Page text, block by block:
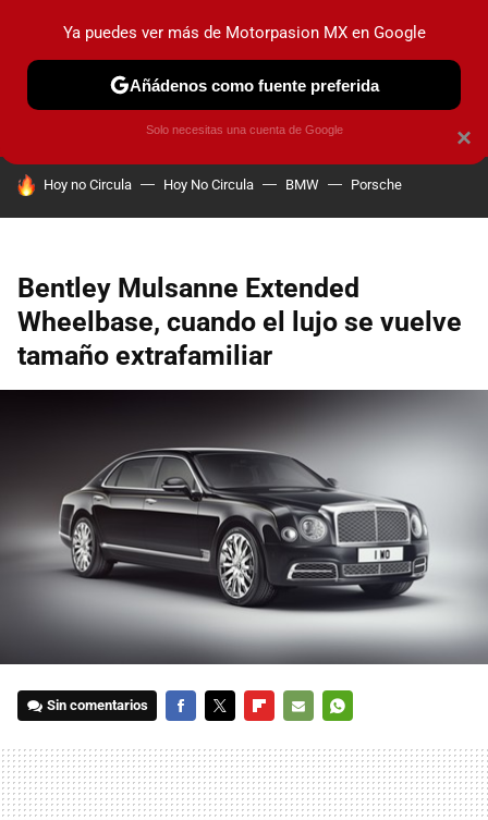
PRUEBAS INDUSTRIA HOY NO CIRCULA
HOY SE HABLA DE
Hoy no Circula Hoy No Circula BMW Porsche
Bentley Mulsanne Extended
Wheelbase, cuando el lujo se vuelve
tamaño extrafamiliar
Sin comentarios
MAIL
×
Ya puedes ver más de Motorpasion MX en Google
Añádenos como fuente preferida
Solo necesitas una cuenta de Google